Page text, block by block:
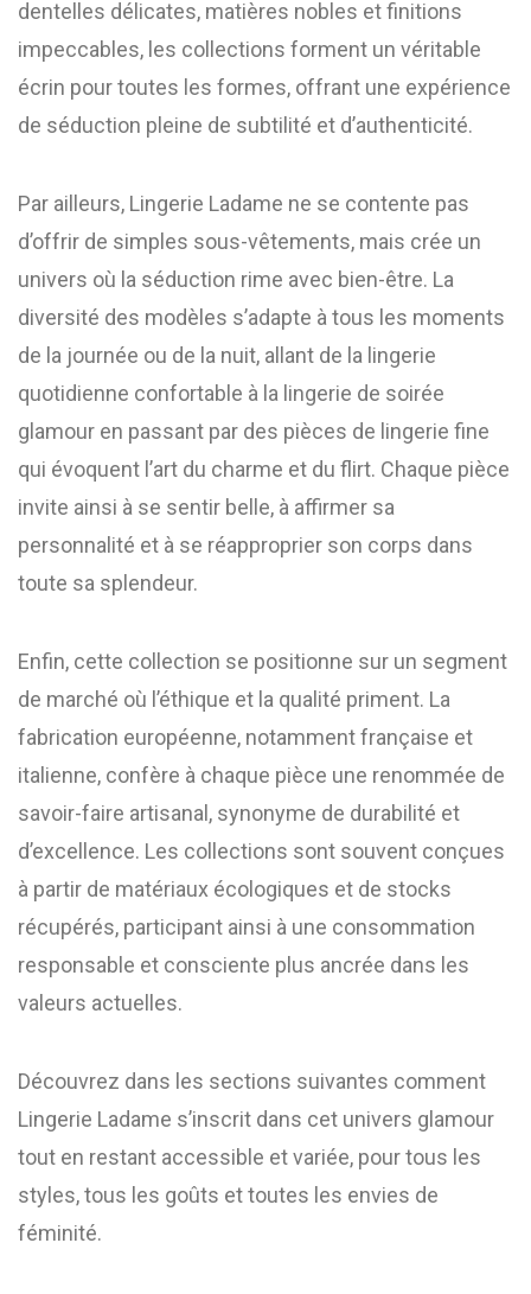
dentelles délicates, matières nobles et finitions
impeccables, les collections forment un véritable
écrin pour toutes les formes, offrant une expérience
de séduction pleine de subtilité et d’authenticité.
Par ailleurs, Lingerie Ladame ne se contente pas
d’offrir de simples sous-vêtements, mais crée un
univers où la séduction rime avec bien-être. La
diversité des modèles s’adapte à tous les moments
de la journée ou de la nuit, allant de la lingerie
quotidienne confortable à la lingerie de soirée
glamour en passant par des pièces de lingerie fine
qui évoquent l’art du charme et du flirt. Chaque pièce
invite ainsi à se sentir belle, à affirmer sa
personnalité et à se réapproprier son corps dans
toute sa splendeur.
Enfin, cette collection se positionne sur un segment
de marché où l’éthique et la qualité priment. La
fabrication européenne, notamment française et
italienne, confère à chaque pièce une renommée de
savoir-faire artisanal, synonyme de durabilité et
d’excellence. Les collections sont souvent conçues
à partir de matériaux écologiques et de stocks
récupérés, participant ainsi à une consommation
responsable et consciente plus ancrée dans les
valeurs actuelles.
Découvrez dans les sections suivantes comment
Lingerie Ladame s’inscrit dans cet univers glamour
tout en restant accessible et variée, pour tous les
styles, tous les goûts et toutes les envies de
féminité.